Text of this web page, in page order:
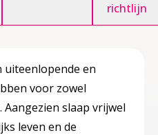
richtlijn
uiteenlopende en
voor zowel
slaap vrijwel
leven en de